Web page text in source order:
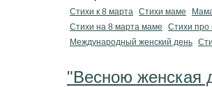
Стихи к 8 марта Стихи маме
Стихи на 8 марта маме
Стихи про
Международный женский день
"Весною женская